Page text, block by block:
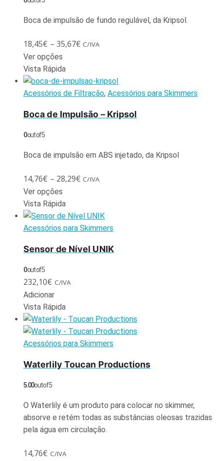
Boca de impulsão de fundo regulável, da Kripsol.
18,45€ – 35,67€ C/IVA
Ver opções
Vista Rápida
Acessórios de Filtração, Acessórios para Skimmers
Boca de Impulsão – Kripsol
0out of 5
Boca de impulsão em ABS injetado, da Kripsol
14,76€ – 28,29€ C/IVA
Ver opções
Vista Rápida
Acessórios para Skimmers
Sensor de Nível UNIK
0out of 5
232,10€ C/IVA
Adicionar
Vista Rápida
Acessórios para Skimmers
Waterlily Toucan Productions
5.00out of 5
O Waterlily é um produto para colocar no skimmer,
absorve e retém todas as substâncias oleosas trazidas
pela água em circulação.
14,76€ C/IVA